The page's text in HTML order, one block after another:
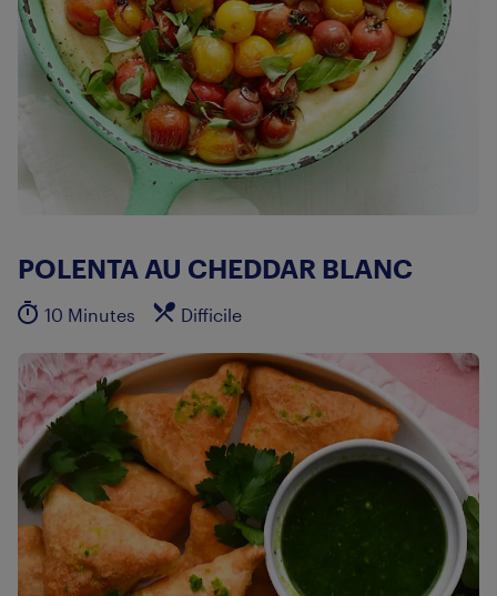
POLENTA AU CHEDDAR BLANC
10 Minutes Difficile